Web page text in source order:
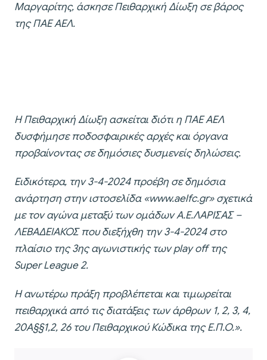
Μαργαρίτης, άσκησε Πειθαρχική Δίωξη σε βάρος
της ΠΑΕ ΑΕΛ.
Η Πειθαρχική Δίωξη ασκείται διότι η ΠΑΕ ΑΕΛ
δυσφήμησε ποδοσφαιρικές αρχές και όργανα
προβαίνοντας σε δημόσιες δυσμενείς δηλώσεις.
Ειδικότερα, την 3-4-2024 προέβη σε δημόσια
ανάρτηση στην ιστοσελίδα «www.aelfc.gr» σχετικά
με τον αγώνα μεταξύ των ομάδων Α.Ε.ΛΑΡΙΣΑΣ –
ΛΕΒΑΔΕΙΑΚΟΣ που διεξήχθη την 3-4-2024 στο
πλαίσιο της 3ης αγωνιστικής των play off της
Super League 2.
Η ανωτέρω πράξη προβλέπεται και τιμωρείται
πειθαρχικά από τις διατάξεις των άρθρων 1, 2, 3, 4,
20Α§§1,2, 26 του Πειθαρχικού Κώδικα της Ε.Π.Ο.».